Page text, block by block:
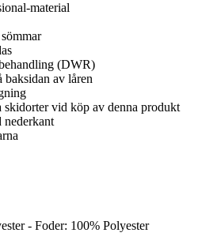
material
(DWR)
baksidan av låren
vid köp av denna produkt
nederkant
- Foder: 100% Polyester